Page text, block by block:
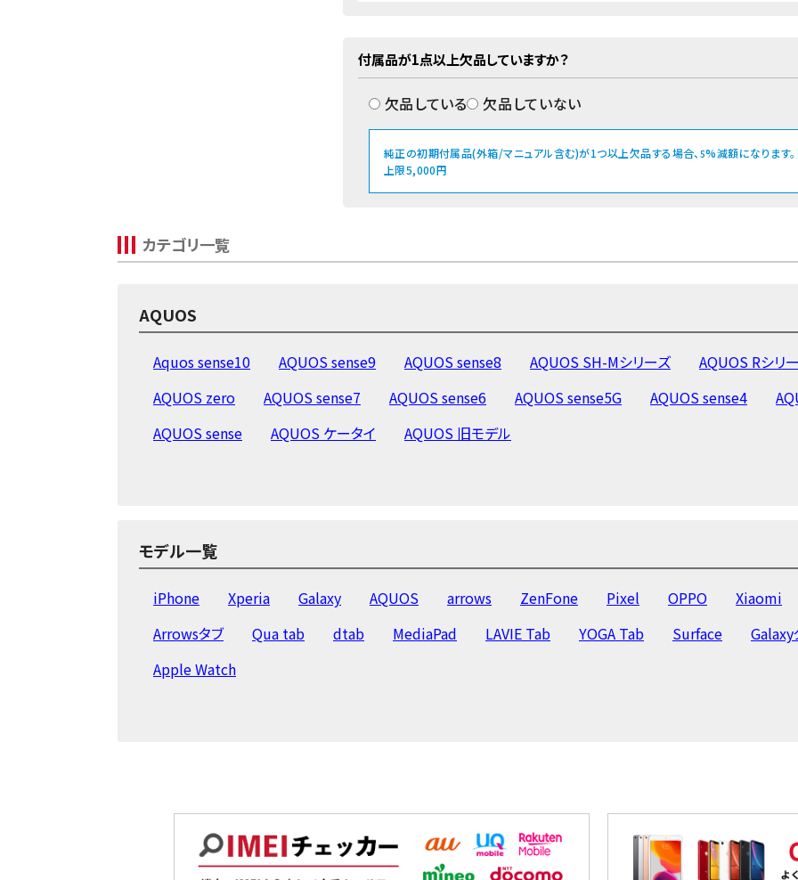
付属品が1点以上欠品していますか？
欠品している 欠品していない
純正の初期付属品(外箱/マニュアル含む)が1つ以上欠品する場合、 5%減額になります
上限5,000円
カテゴリ一覧
AQUOS
Aquos sense10 AQUOS sense9 AQUOS sense8 AQUOS SH-Mシリーズ
AQUOS Rシリ
AQUOS zero
AQUOS sense7 AQUOS sense6 AQUOS sense5G AQUOS sense4
AQUOS sense
AQUOS ケータイ AQUOS 旧モデル
モデル一覧
iPhone Xperia Galaxy AQUOS arrows ZenFone Pixel OPPO
Xiaomi
Arrowsタブ
Qua tab dtab MediaPad LAVIE Tab YOGA Tab Surface
Galaxy
Apple Watch